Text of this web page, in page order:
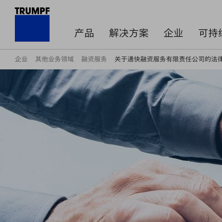
产品 解决方案 企业 可持
企业 其他业务领域 融资服务 关于通快融资服务有限责任公司的法